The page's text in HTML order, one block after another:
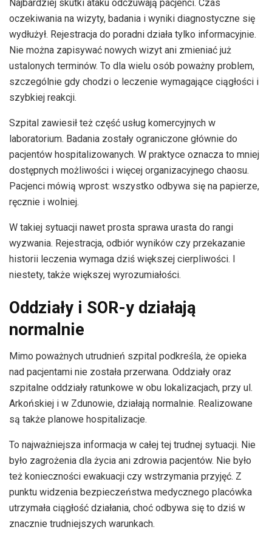
Najbardziej skutki ataku odczuwają pacjenci. Czas
oczekiwania na wizyty, badania i wyniki diagnostyczne się
wydłużył. Rejestracja do poradni działa tylko informacyjnie.
Nie można zapisywać nowych wizyt ani zmieniać już
ustalonych terminów. To dla wielu osób poważny problem,
szczególnie gdy chodzi o leczenie wymagające ciągłości i
szybkiej reakcji.
Szpital zawiesił też część usług komercyjnych w
laboratorium. Badania zostały ograniczone głównie do
pacjentów hospitalizowanych. W praktyce oznacza to mniej
dostępnych możliwości i więcej organizacyjnego chaosu.
Pacjenci mówią wprost: wszystko odbywa się na papierze,
ręcznie i wolniej.
W takiej sytuacji nawet prosta sprawa urasta do rangi
wyzwania. Rejestracja, odbiór wyników czy przekazanie
historii leczenia wymaga dziś większej cierpliwości. I
niestety, także większej wyrozumiałości.
Oddziały i SOR-y działają
normalnie
Mimo poważnych utrudnień szpital podkreśla, że opieka
nad pacjentami nie została przerwana. Oddziały oraz
szpitalne oddziały ratunkowe w obu lokalizacjach, przy ul.
Arkońskiej i w Zdunowie, działają normalnie. Realizowane
są także planowe hospitalizacje.
To najważniejsza informacja w całej tej trudnej sytuacji. Nie
było zagrożenia dla życia ani zdrowia pacjentów. Nie było
też konieczności ewakuacji czy wstrzymania przyjęć. Z
punktu widzenia bezpieczeństwa medycznego placówka
utrzymała ciągłość działania, choć odbywa się to dziś w
znacznie trudniejszych warunkach.